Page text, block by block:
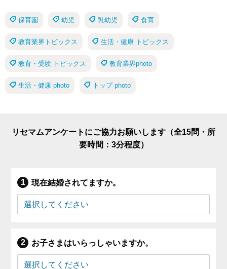
保育園 幼児 乳幼児 食育
教育業界トピックス 生活・健康 トピックス
教育・受験 トピックス 教育業界photo
生活・健康 photo トップ photo
リセマムアンケートにご協力お願いします（全15問・所
要時間：3分程度）
現在結婚されてますか。
お子さまはいらっしゃいますか。